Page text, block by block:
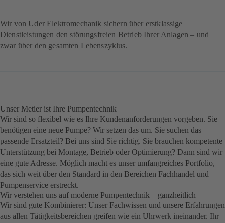
Wir von Uder Elektromechanik sichern über erstklassige
Dienstleistungen den störungsfreien Betrieb Ihrer Anlagen – und
zwar über den gesamten Lebenszyklus.
Unser Metier ist Ihre Pumpentechnik
Wir sind so flexibel wie es Ihre Kundenanforderungen vorgeben. Sie
benötigen eine neue Pumpe? Wir setzen das um. Sie suchen das
passende Ersatzteil? Bei uns sind Sie richtig. Sie brauchen kompetente
Unterstützung bei Montage, Betrieb oder Optimierung? Dann sind wir
eine gute Adresse. Möglich macht es unser umfangreiches Portfolio,
das sich weit über den Standard in den Bereichen Fachhandel und
Pumpenservice erstreckt.
Wir verstehen uns auf moderne Pumpentechnik – ganzheitlich
Wir sind gute Kombinierer: Unser Fachwissen und unsere Erfahrungen
aus allen Tätigkeitsbereichen greifen wie ein Uhrwerk ineinander. Ihr